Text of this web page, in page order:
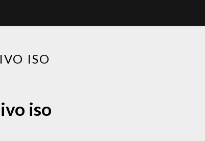
ISO
iso